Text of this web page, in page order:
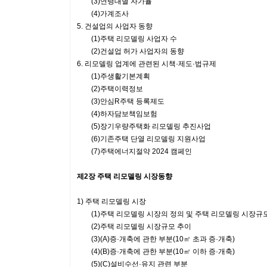
(4)가계조사
5. 건설업의 사업자 동향
(1)주택 리모델링 사업자 수
(2)건설업 허가 사업자의 동향
6. 리모델링 업계에 관련된 시책·제도·법규제
(1)주생활기본계획
(2)주택이력정보
(3)안심R주택 등록제도
(4)하자담보책임보험
(5)장기우량주택화 리모델링 추진사업
(6)기존주택 단열 리모델링 지원사업
(7)주택에너지절약 2024 캠페인
제2장 주택 리모델링 시장동향
1) 주택 리모델링 시장
(1)주택 리모델링 시장의 정의 및 주택 리모델링 시장규
(2)주택 리모델링 시장규모 추이
(3)(A)증·개축에 관한 부분(10㎡ 초과 증·개축)
(4)(B)증·개축에 관한 부분(10㎡ 이하 증·개축)
(5)(C)설비수선·유지 관련 부분